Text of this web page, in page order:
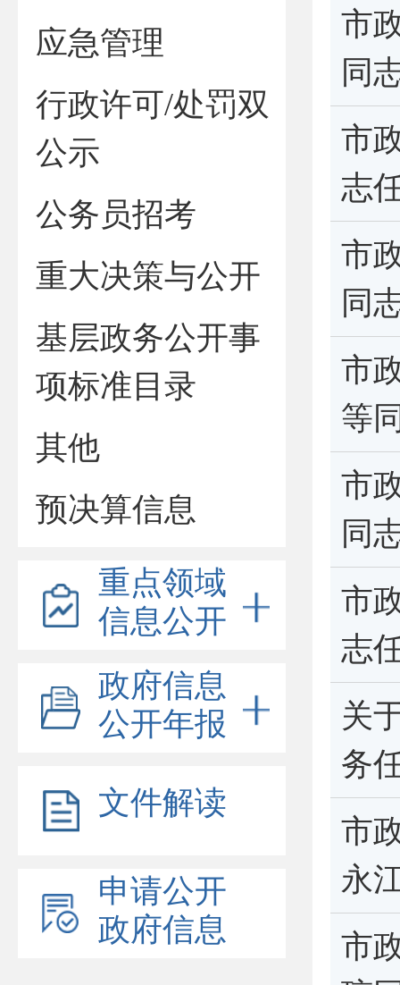
应急管理
行政许可/处罚双
公示
公务员招考
重大决策与公开
基层政务公开事
项标准目录
其他
预决算信息
重点领域
信息公开
政府信息
公开年报
文件解读
申请公开
政府信息
市
同
市
志
市
同
市
等
市
同
市
志
关
务
市
永
市